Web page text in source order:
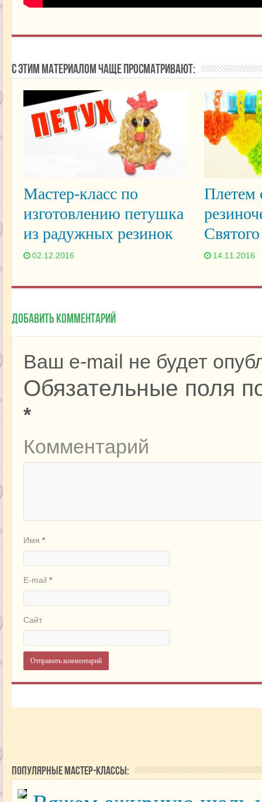
С этим материалом чаще просматривают:
Мастер-класс по
изготовлению петушка
из радужных резинок
02.12.2016
Плетем
14.11.2016
Добавить комментарий
Ваш e-mail не будет
Обязательные поля
*
Комментарий
Имя *
E-mail *
Сайт
Популярные мастер-классы: